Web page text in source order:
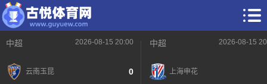
中超 2026-08-15 20:00
云南玉昆 0
中超 2026-08-15
上海申花